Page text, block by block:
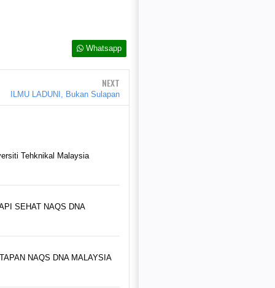
Whatsapp
NEXT
ILMU LADUNI, Bukan Sulapan
Tehknikal Malaysia
SEHAT NAQS DNA
NAQS DNA MALAYSIA